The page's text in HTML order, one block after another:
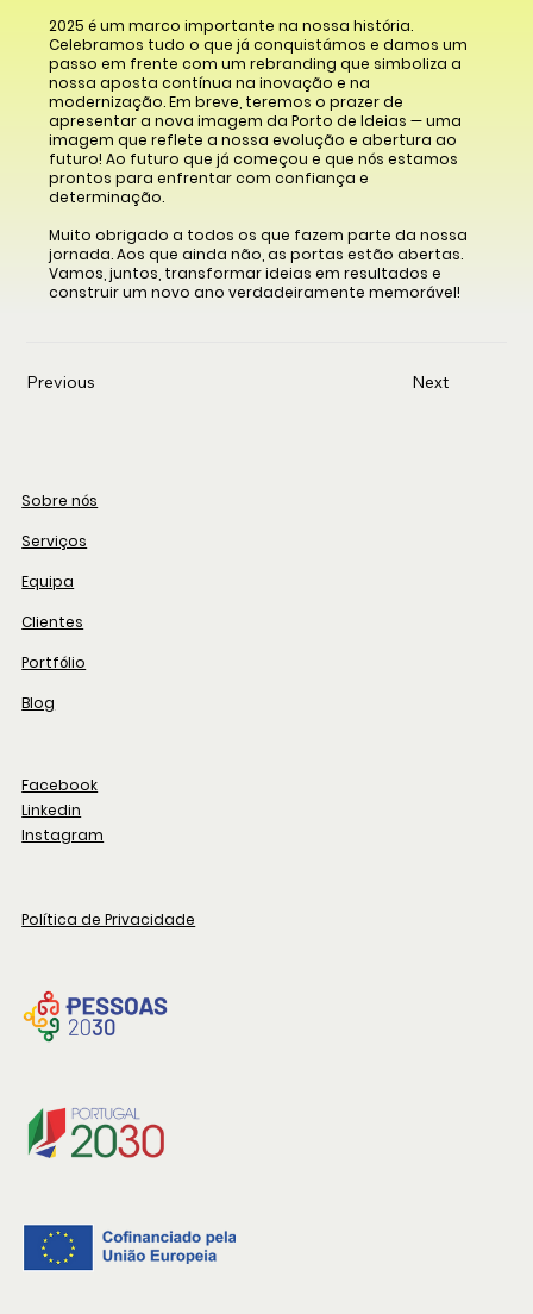
2025 é um marco importante na nossa história.
Celebramos tudo o que já conquistámos e damos um
passo em frente com um rebranding que simboliza a
nossa aposta contínua na inovação e na
modernização. Em breve, teremos o prazer de
apresentar a nova imagem da Porto de Ideias — uma
imagem que reflete a nossa evolução e abertura ao
futuro! Ao futuro que já começou e que nós estamos
prontos para enfrentar com confiança e
determinação.
Muito obrigado a todos os que fazem parte da nossa
jornada. Aos que ainda não, as portas estão abertas.
Vamos, juntos, transformar ideias em resultados e
construir um novo ano verdadeiramente memorável!
Previous Next
Sobre nós
Serviços
Equipa
Clientes
Portfólio
Blog
Facebook
Linkedin
Instagram
Política de Privacidade